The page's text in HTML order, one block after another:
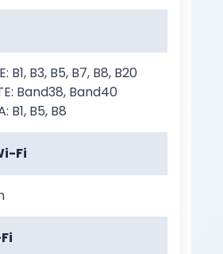
B1, B3, B5, B7, B8, B20
Band38, Band40
B1, B5, B8
Fi